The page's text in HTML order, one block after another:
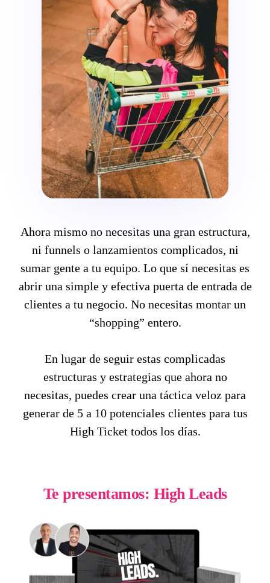
Ahora mismo no necesitas una gran estructura,
ni funnels o lanzamientos complicados, ni
sumar gente a tu equipo. Lo que sí necesitas es
abrir una simple y efectiva puerta de entrada de
clientes a tu negocio. No necesitas montar un
“shopping” entero.
En lugar de seguir estas complicadas
estructuras y estrategias que ahora no
necesitas, puedes crear una táctica veloz para
generar de 5 a 10 potenciales clientes para tus
High Ticket todos los días.
Te presentamos: High Leads